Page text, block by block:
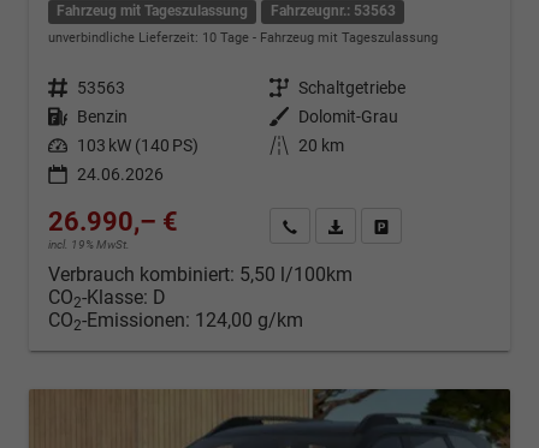
Fahrzeug mit Tageszulassung Fahrzeugnr.: 53563
unverbindliche Lieferzeit: 10 Tage Fahrzeug mit Tageszulassung
Fahrzeugnr. 53563 Getriebe Schaltgetriebe
Kraftstoff Benzin Außenfarbe
Dolomit-Grau
Leistung 103 kW (140 PS) Kilometerstand
20 km
24.06.2026
26.990,– €
incl. 19% MwSt.
Kontakt & Angebot anfordern
PDF-Datei, Fahrzeugexposé
Verbrauch kombiniert: 5,50 l/100km
CO2-Klasse: D
CO2-Emissionen: 124,00 g/km